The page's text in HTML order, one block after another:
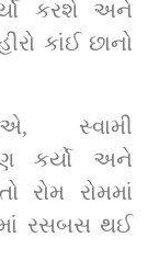
કાંઈ છાનો
સ્વામી
કર્યો અને
રોમ રોમમાં
રસબસ થઈ